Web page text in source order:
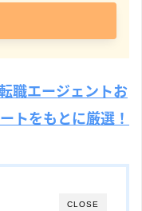
職エージェントお
トをもとに厳選！
CLOSE